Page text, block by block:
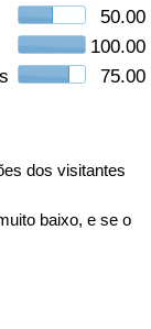
50.00
100.00
75.00
dos visitantes
baixo, e se o